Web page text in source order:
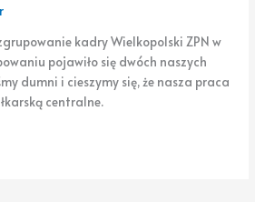
kadry Wielkopolski ZPN w
pojawiło się dwóch naszych
dumni i cieszymy się, że nasza praca
centralne.